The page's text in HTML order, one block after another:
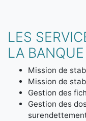
LES
LA
Mission de
Mission de
Gestion des
Gestion des